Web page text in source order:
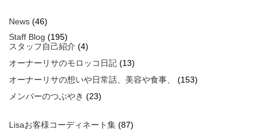
News (46)
Staff Blog (195)
スタッフ自己紹介 (4)
オーナーリサのモロッコ日記 (13)
オーナーリサの想いや日常話、美容や食事、
(153)
メンバーのつぶやき (23)
Lisaお客様コーディネート集 (87)